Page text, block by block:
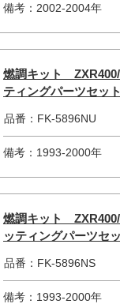
備考：2002-2004年
燃調キット ZXR400/
ティングパーツセット
品番：FK-5896NU
備考：1993-2000年
燃調キット ZXR400/
ッティングパーツセ
品番：FK-5896NS
備考：1993-2000年